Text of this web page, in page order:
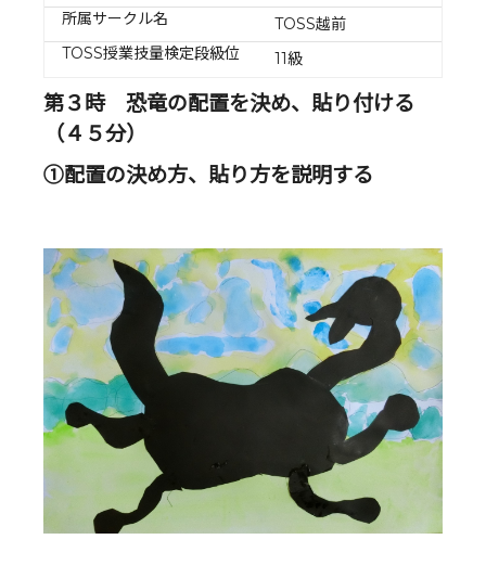
所属サークル名
TOSS越前
TOSS授業技量検定段級位
11級
第３時 恐竜の配置を決め、貼り付ける
（４５分）
①配置の決め方、貼り方を説明する